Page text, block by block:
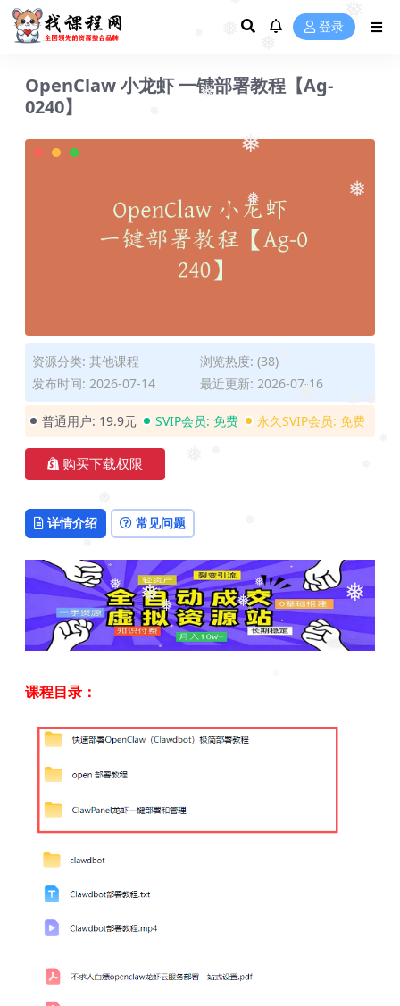
❅
❅ ❅
❅
❅
❅
❅
❅
❅
❅
❅
❅
❅
❅
❅
❅
登录
OpenClaw 小龙虾 一键部署教程【Ag-
0240】
资源分类: 其他课程
浏览热度: (38)
发布时间: 2026-07-14
最近更新: 2026-07-16
普通用户: 19.9元 SVIP会员: 免费 永久SVIP会员: 免费
购买下载权限
详情介绍 常见问题
课程目录：